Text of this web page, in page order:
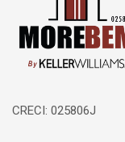
CRECI: 025806J